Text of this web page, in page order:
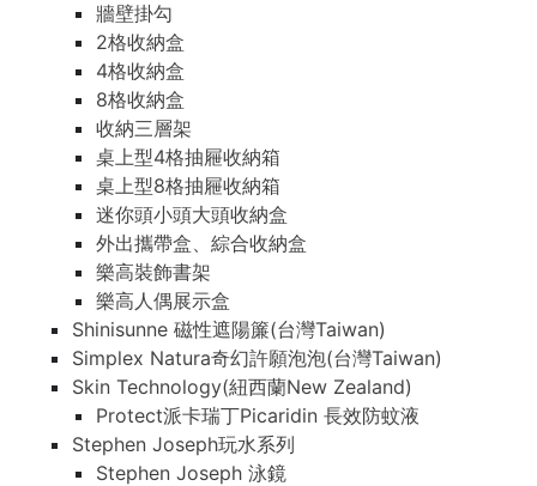
牆壁掛勾
2格收納盒
4格收納盒
8格收納盒
收納三層架
桌上型4格抽屜收納箱
桌上型8格抽屜收納箱
迷你頭小頭大頭收納盒
外出攜帶盒、綜合收納盒
樂高裝飾書架
樂高人偶展示盒
Shinisunne 磁性遮陽簾(台灣Taiwan)
Simplex Natura奇幻許願泡泡(台灣Taiwan)
Skin Technology(紐西蘭New Zealand)
Protect派卡瑞丁Picaridin 長效防蚊液
Stephen Joseph玩水系列
Stephen Joseph 泳鏡